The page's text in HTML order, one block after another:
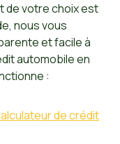
de votre choix est
nous vous
et facile à
automobile en
: